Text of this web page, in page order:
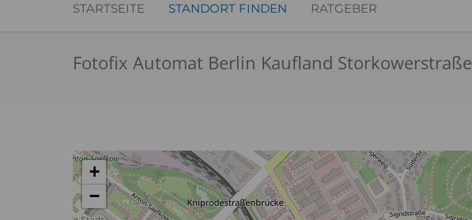
STARTSEITE STANDORT FINDEN RATGEBER
Fotofix Automat Berlin Kaufland Storkowerstraße
+
−